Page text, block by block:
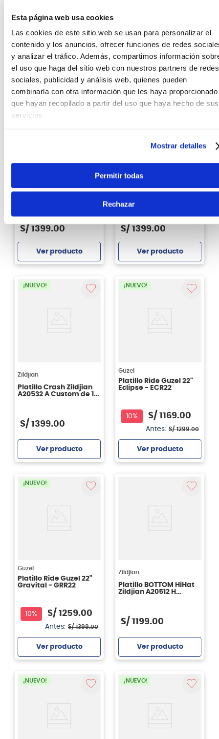
Esta página web usa cookies
Las cookies de este sitio web se usan para personalizar el
contenido y los anuncios, ofrecer funciones de redes
y analizar el tráfico. Además, compartimos información
el uso que haga del sitio web con nuestros partners de redes
sociales, publicidad y análisis web, quienes pueden
combinarla con otra información que les haya proporcionado
que hayan recopilado a partir del uso que haya hecho de sus
servicios.
Mostrar detalles
Permitir todas
Rechazar
S/ 1449. 00
Ver producto
Agregar
Ver producto
Agregar
Platillo Crash Zildjian
S/ 1399.00
Ver producto
Platillo Zildjian A
Crash A20583 17
S/ 1399.00
Ver producto
¡NUEVO!
Zildjian
Platillo Crash Zildjian
A20532 A Custom de 16
S/ 1399.00
Ver producto
¡NUEVO!
Guzel
Platillo Ride Guzel 22"
Eclipse - ECR22
10% S/ 1169.00
Antes: S/ 1299.00
Ver producto
¡NUEVO!
Guzel
Platillo Ride Guzel 22"
Gravital - GRR22
10% S/ 1259.00
Antes: S/ 1399.00
Ver producto
Zildjian
Platillo BOTTOM HiHat
Zildjian A20512 H
S/ 1199.00
Ver producto
¡NUEVO! ¡NUEVO!